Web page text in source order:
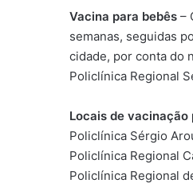
Vacina para bebês –
semanas, seguidas
cidade, por conta do
Policlínica Regional
Locais de vacinação
Policlínica Sérgio
Policlínica Regional
Policlínica Regional